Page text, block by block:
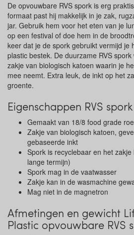
De opvouwbare RVS spork is erg
formaat past hij makkelijk in je zak,
jar. Gebruik hem voor het eten van je
op een festival of doe hem in de
keer dat je de spork gebruikt vermijd je
plastic bestek. De duurzame RVS
zakje van biologisch katoen waarin je
mee neemt. Extra leuk, de inkt op het
groente.
Eigenschappen RVS
Gemaakt van 18/8 food grade
Zakje van biologisch katoen,
gebaseerde inkt
Spork is recyclebaar en het
lange termijn)
Spork mag in de vaatwasser
Zakje kan in de wasmachine
Mag niet in de magnetron
Afmetingen en gewicht
Plastic opvouwbare RVS